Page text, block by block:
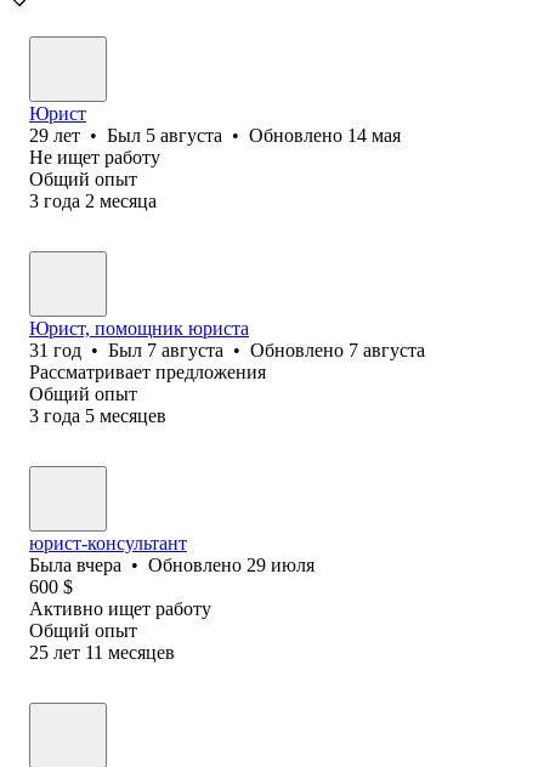
Юрист
29 лет • Был 5 августа • Обновлено 14 мая
Не ищет работу
Общий опыт
3 года 2 месяца
Юрист, помощник юриста
31 год • Был 7 августа • Обновлено 7 августа
Рассматривает предложения
Общий опыт
3 года 5 месяцев
юрист-консультант
Была вчера • Обновлено 29 июля
600 $
Активно ищет работу
Общий опыт
25 лет 11 месяцев